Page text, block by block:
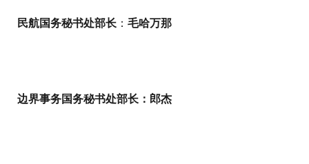
民航国务秘书处部长 ： 毛哈万那
边界事务国务秘书处部长：郎杰